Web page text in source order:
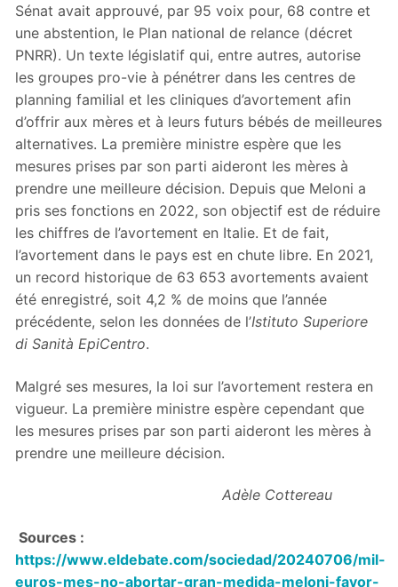
Sénat avait approuvé, par 95 voix pour, 68 contre et
une abstention, le Plan national de relance (décret
PNRR). Un texte législatif qui, entre autres, autorise
les groupes pro-vie à pénétrer dans les centres de
planning familial et les cliniques d’avortement afin
d’offrir aux mères et à leurs futurs bébés de meilleures
alternatives. La première ministre espère que les
mesures prises par son parti aideront les mères à
prendre une meilleure décision. Depuis que Meloni a
pris ses fonctions en 2022, son objectif est de réduire
les chiffres de l’avortement en Italie. Et de fait,
l’avortement dans le pays est en chute libre. En 2021,
un record historique de 63 653 avortements avaient
été enregistré, soit 4,2 % de moins que l’année
précédente, selon les données de l’Istituto Superiore
di Sanità EpiCentro.
Malgré ses mesures, la loi sur l’avortement restera en
vigueur. La première ministre espère cependant que
les mesures prises par son parti aideront les mères à
prendre une meilleure décision.
Adèle Cottereau
Sources :
https://www.eldebate.com/sociedad/20240706/mil-
euros-mes-no-abortar-gran-medida-meloni-favor-